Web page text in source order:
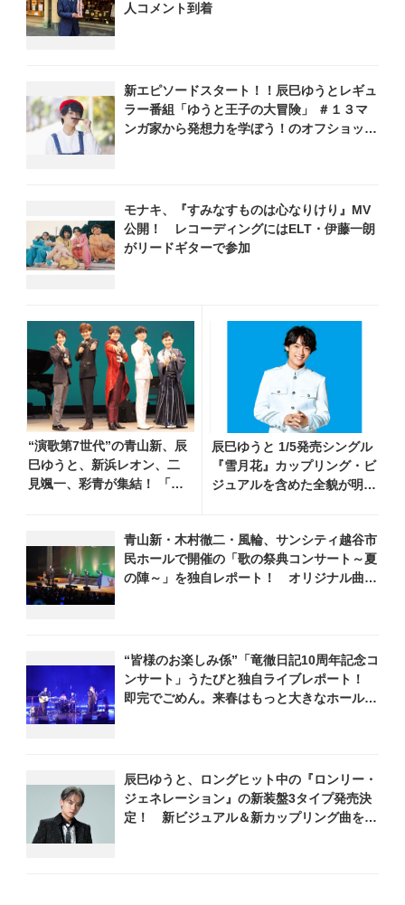
人コメント到着
新エピソードスタート！！辰巳ゆうとレギュ
ラー番組「ゆうと王子の大冒険」 ＃１３マ
ンガ家から発想力を学ぼう！のオフショット
モナキ、『すみなすものは心なりけり』MV
公開！ レコーディングにはELT・伊藤一朗
がリードギターで参加
“演歌第7世代”の青山新、辰
巳ゆうと、新浜レオン、二
見颯一、彩青が集結！ 「我
辰巳ゆうと 1/5発売シングル
『雪月花』カップリング・ビ
ジュアルを含めた全貌が明ら
青山新・木村徹二・風輪、サンシティ越谷市
民ホールで開催の「歌の祭典コンサート～夏
の陣～」を独自レポート！ オリジナル曲か
“皆様のお楽しみ係”「竜徹日記10周年記念コ
ンサート」うたびと独自ライブレポート！
即完でごめん。来春はもっと大きなホールで
辰巳ゆうと、ロングヒット中の『ロンリー・
ジェネレーション』の新装盤3タイプ発売決
定！ 新ビジュアル＆新カップリング曲を発